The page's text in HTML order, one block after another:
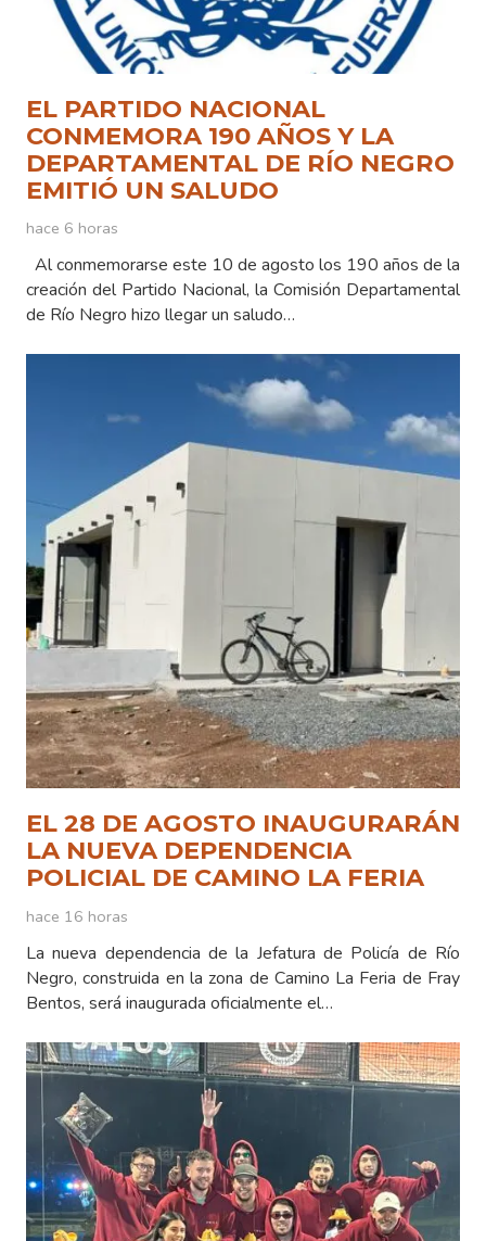
EL PARTIDO NACIONAL
CONMEMORA 190 AÑOS Y LA
DEPARTAMENTAL DE RÍO NEGRO
EMITIÓ UN SALUDO
hace 6 horas
Al conmemorarse este 10 de agosto los 190 años de la
creación del Partido Nacional, la Comisión Departamental
de Río Negro hizo llegar un saludo…
EL 28 DE AGOSTO INAUGURARÁN
LA NUEVA DEPENDENCIA
POLICIAL DE CAMINO LA FERIA
hace 16 horas
La nueva dependencia de la Jefatura de Policía de Río
Negro, construida en la zona de Camino La Feria de Fray
Bentos, será inaugurada oficialmente el…